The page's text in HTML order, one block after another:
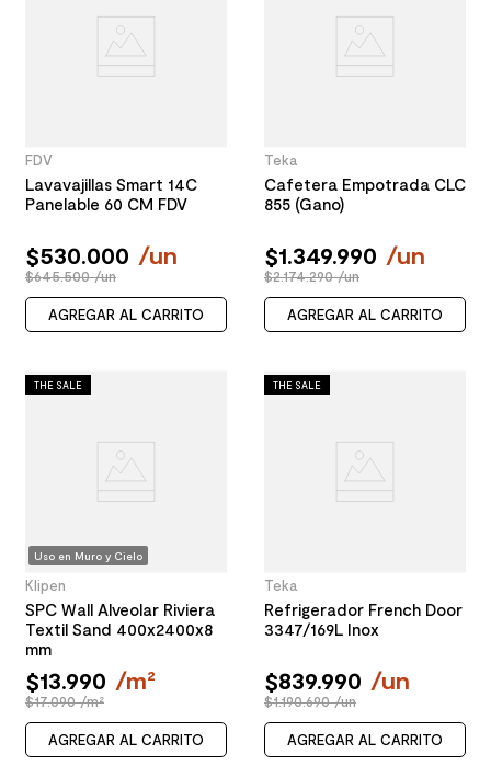
FDV
Lavavajillas Smart 14C
Panelable 60 CM FDV
$530.000 /un
$645.500 /un
AGREGAR AL CARRITO
Teka
Cafetera Empotrada CLC
855 (Gano)
$1.349.990 /un
$2.174.290 /un
AGREGAR AL CARRITO
THE SALE
Uso en Muro y Cielo
Klipen
SPC Wall Alveolar Riviera
Textil Sand 400x2400x8
mm
$13.990 /m²
$17.090 /m²
AGREGAR AL CARRITO
THE SALE
Teka
Refrigerador French Door
3347/169L Inox
$839.990 /un
$1.190.690 /un
AGREGAR AL CARRITO